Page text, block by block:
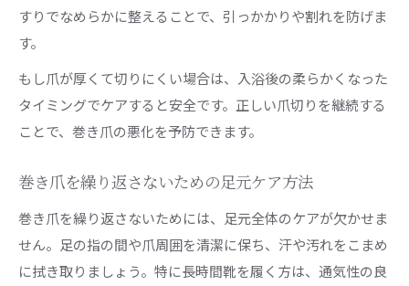
すりでなめらかに整えることで、引っかかりや割れを防げま
す。
もし爪が厚くて切りにくい場合は、入浴後の柔らかくなった
タイミングでケアすると安全です。正しい爪切りを継続する
ことで、巻き爪の悪化を予防できます。
巻き爪を繰り返さないための足元ケア方法
巻き爪を繰り返さないためには、足元全体のケアが欠かせま
せん。足の指の間や爪周囲を清潔に保ち、汗や汚れをこまめ
に拭き取りましょう。特に長時間靴を履く方は、通気性の良